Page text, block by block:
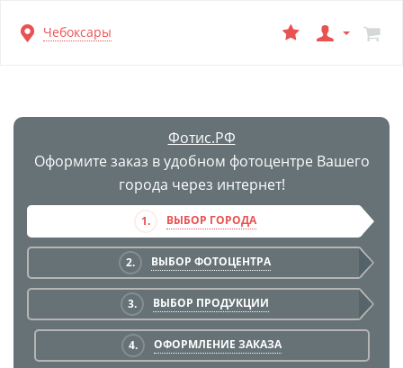
Перейти
к
Чебоксары
Фотис.РФ
Оформите заказ в удобном фотоцентре Вашего
города через интернет!
1. ВЫБОР ГОРОДА
2. ВЫБОР ФОТОЦЕНТРА
3. ВЫБОР ПРОДУКЦИИ
4. ОФОРМЛЕНИЕ ЗАКАЗА